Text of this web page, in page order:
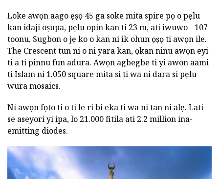
Loke awọn aago ẹṣọ 45 ga soke mita spire pọ o pẹlu
kan idaji oṣupa, pẹlu opin kan ti 23 m, ati iwuwo - 107
toonu. Sugbon o jẹ ko o kan ni ik ohun ọṣọ ti awọn ile.
The Crescent tun ni o ni yara kan, ọkan ninu awọn eyi
ti a ti pinnu fun adura. Awọn agbegbe ti yi awon aami
ti Islam ni 1.050 square mita si ti wa ni dara si pẹlu
wura mosaics.
Ni awọn fọto ti o ti le ri bi eka ti wa ni tan ni alẹ. Lati
se aseyori yi ipa, lo 21.000 fitila ati 2.2 million ina-
emitting diodes.